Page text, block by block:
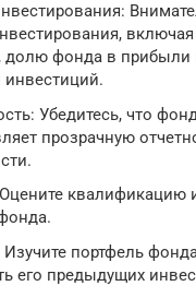
долю фонда в прибыли
инвестиций.
Убедитесь, что
прозрачную
квалификацию
портфель
его предыдущих